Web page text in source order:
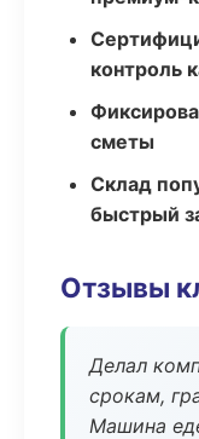
контроль
сметы
Склад
быстрый
Отзывы
Делал
срокам,
Машина